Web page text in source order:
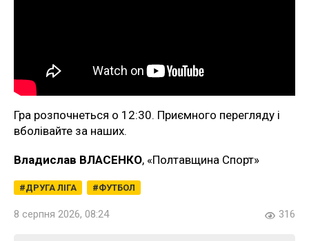
Гра розпочнеться о 12:30. Приємного перегляду і
вболівайте за наших.
Владислав ВЛАСЕНКО, «Полтавщина Спорт»
ДРУГА ЛІГА ФУТБОЛ
8 серпня 2026, 08:24 316